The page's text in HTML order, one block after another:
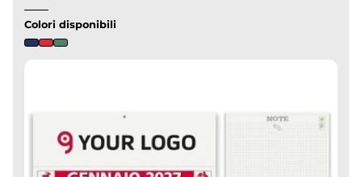
Colori disponibili